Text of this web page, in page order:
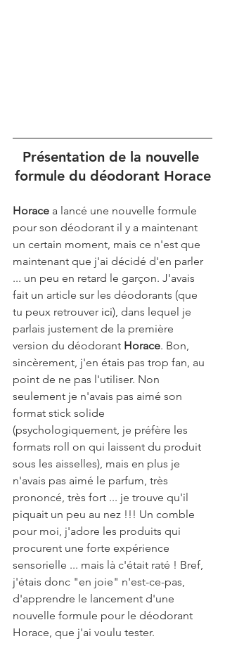
Présentation de la nouvelle
formule du déodorant Horace
Horace a lancé une nouvelle formule
pour son déodorant il y a maintenant
un certain moment, mais ce n'est que
maintenant que j'ai décidé d'en parler
... un peu en retard le garçon. J'avais
fait un article sur les déodorants (que
tu peux retrouver ici), dans lequel je
parlais justement de la première
version du déodorant Horace. Bon,
sincèrement, j'en étais pas trop fan, au
point de ne pas l'utiliser. Non
seulement je n'avais pas aimé son
format stick solide
(psychologiquement, je préfère les
formats roll on qui laissent du produit
sous les aisselles), mais en plus je
n'avais pas aimé le parfum, très
prononcé, très fort ... je trouve qu'il
piquait un peu au nez !!! Un comble
pour moi, j'adore les produits qui
procurent une forte expérience
sensorielle ... mais là c'était raté ! Bref,
j'étais donc "en joie" n'est-ce-pas,
d'apprendre le lancement d'une
nouvelle formule pour le déodorant
Horace, que j'ai voulu tester.